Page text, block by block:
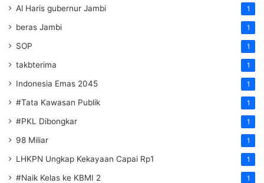
Al Haris gubernur Jambi 1
beras Jambi 1
SOP 1
takbterima 1
Indonesia Emas 2045 1
#Tata Kawasan Publik 1
#PKL Dibongkar 1
98 Miliar 1
LHKPN Ungkap Kekayaan Capai Rp1 1
#Naik Kelas ke KBMI 2 1